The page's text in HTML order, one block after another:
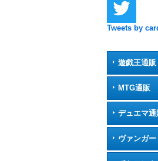
Tweets by
遊戯王通販
MTG通販
デュエマ通
ヴァンガー